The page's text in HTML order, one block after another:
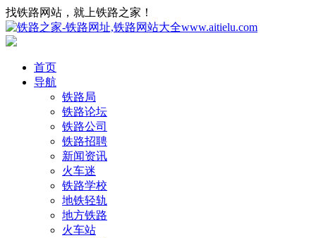
找铁路网站，就上铁路之家！
首页
导航
铁路局
铁路论坛
铁路公司
铁路招聘
新闻资讯
火车迷
铁路学校
地铁轻轨
地方铁路
火车站